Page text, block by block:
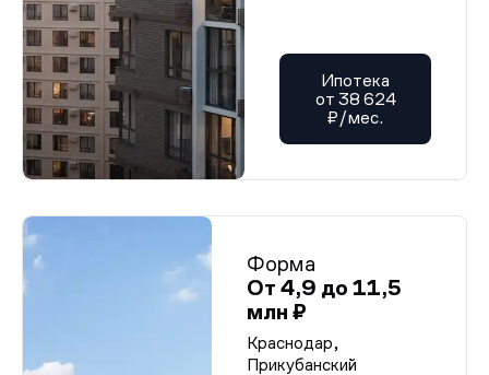
Ипотека
от 38 624
₽/мес.
Форма
От 4,9 до 11,5
млн ₽
Краснодар,
Прикубанский